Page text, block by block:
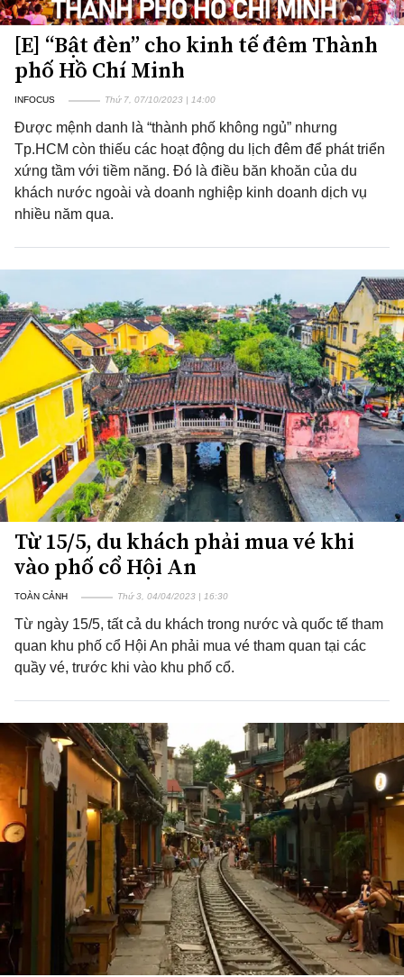
[E] “Bật đèn” cho kinh tế đêm Thành
phố Hồ Chí Minh
INFOCUS Thứ 7, 07/10/2023 | 14:00
Được mệnh danh là “thành phố không ngủ” nhưng
Tp.HCM còn thiếu các hoạt động du lịch đêm để phát triển
xứng tầm với tiềm năng. Đó là điều băn khoăn của du
khách nước ngoài và doanh nghiệp kinh doanh dịch vụ
nhiều năm qua.
Từ 15/5, du khách phải mua vé khi
vào phố cổ Hội An
TOÀN CẢNH Thứ 3, 04/04/2023 | 16:30
Từ ngày 15/5, tất cả du khách trong nước và quốc tế tham
quan khu phố cổ Hội An phải mua vé tham quan tại các
quầy vé, trước khi vào khu phố cổ.